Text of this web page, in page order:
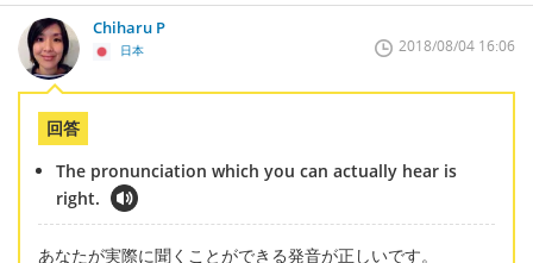
Chiharu P
日本 2018/08/04 16:06
回答
The pronunciation which you can actually hear is
right.
あなたが実際に聞くことができる発音が正しいです。